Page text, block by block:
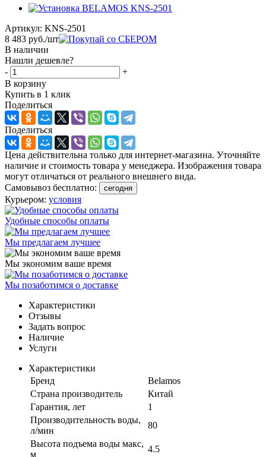
Артикул: KNS-2501
8 483 руб./шт
В наличии
Нашли дешевле?
-
+
В корзину
Купить в 1 клик
Поделиться
Поделиться
Цена действительна только для интернет-магазина. Уточняйте
наличие и стоимость товара у менеджера. Изображения товара
могут отличаться от реального внешнего вида.
Самовывоз бесплатно:
сегодня
Курьером: условия
Удобные способы оплаты
Мы предлагаем лучшее
Мы экономим ваше время
Мы позаботимся о доставке
Характеристики
Отзывы
Задать вопрос
Наличие
Услуги
Характеристики
Бренд
Belamos
Страна производитель
Китай
Гарантия, лет
1
Производительность воды,
л/мин
80
Высота подъема воды макс,
м
4.5